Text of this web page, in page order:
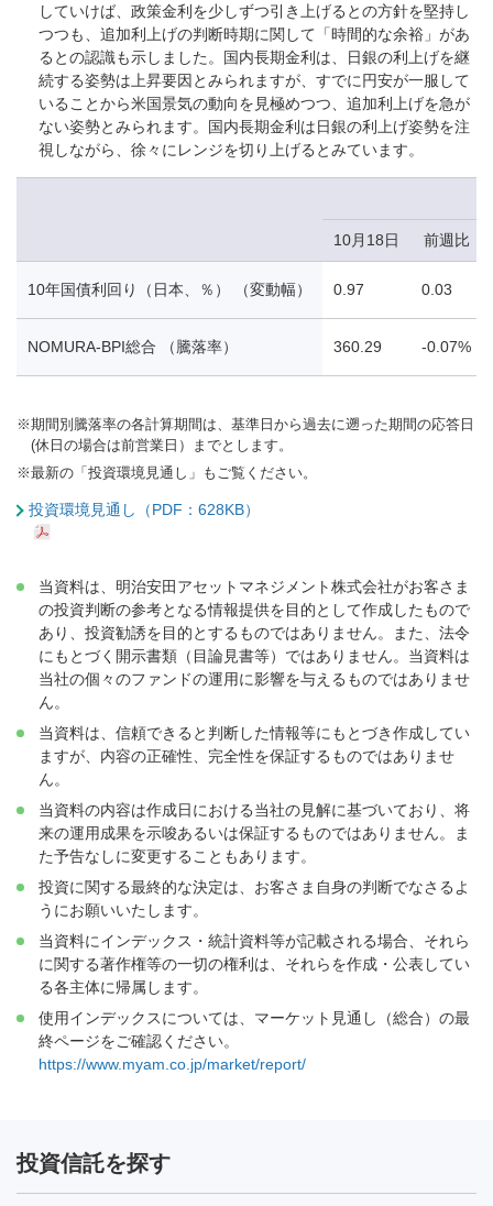
していけば、政策金利を少しずつ引き上げるとの方針を堅持し
つつも、追加利上げの判断時期に関して「時間的な余裕」があ
るとの認識も示しました。国内長期金利は、日銀の利上げを継
続する姿勢は上昇要因とみられますが、すでに円安が一服して
いることから米国景気の動向を見極めつつ、追加利上げを急が
ない姿勢とみられます。国内長期金利は日銀の利上げ姿勢を注
視しながら、徐々にレンジを切り上げるとみています。
10月18日 前週比
10年国債利回り（日本、％） （変動幅） 0.97 0.03
NOMURA-BPI総合 （騰落率） 360.29 -0.07%
※期間別騰落率の各計算期間は、基準日から過去に遡った期間の応答日
(休日の場合は前営業日）までとします。
※最新の「投資環境見通し」もご覧ください。
投資環境見通し（PDF：628KB）
当資料は、明治安田アセットマネジメント株式会社がお客さま
の投資判断の参考となる情報提供を目的として作成したもので
あり、投資勧誘を目的とするものではありません。また、法令
にもとづく開示書類（目論見書等）ではありません。当資料は
当社の個々のファンドの運用に影響を与えるものではありませ
ん。
当資料は、信頼できると判断した情報等にもとづき作成してい
ますが、内容の正確性、完全性を保証するものではありませ
ん。
当資料の内容は作成日における当社の見解に基づいており、将
来の運用成果を示唆あるいは保証するものではありません。ま
た予告なしに変更することもあります。
投資に関する最終的な決定は、お客さま自身の判断でなさるよ
うにお願いいたします。
当資料にインデックス・統計資料等が記載される場合、それら
に関する著作権等の一切の権利は、それらを作成・公表してい
る各主体に帰属します。
使用インデックスについては、マーケット見通し（総合）の最
終ページをご確認ください。
https://www.myam.co.jp/market/report/
投資信託を探す